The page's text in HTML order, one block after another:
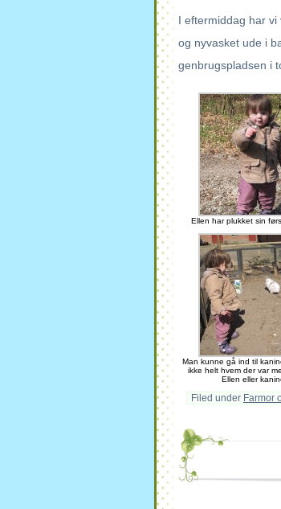
I eftermiddag har
og nyvasket ude i
genbrugspladsen i
Ellen har plukket sin
Man kunne gå ind til
ikke helt hvem der var
Ellen eller
Filed under Farmor